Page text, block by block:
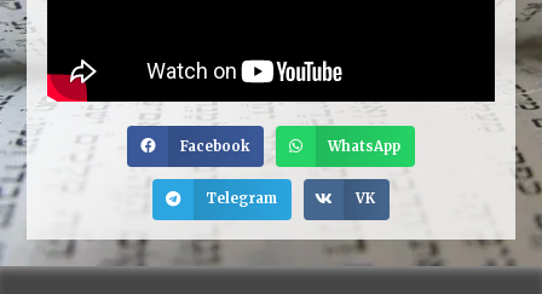
Facebook WhatsApp
Telegram VK